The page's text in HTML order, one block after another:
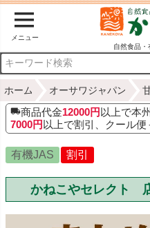
メニュー
自然食品
ホーム オーサワジャパン
商品代金12000円 以上で本
7000円 以上で割引、クール便
有機JAS 割引
かねこやセレクト